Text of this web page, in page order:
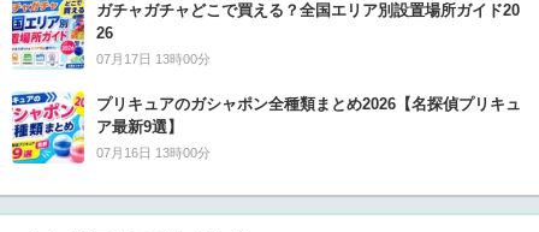
ガチャガチャどこで買える？全国エリア別設置場所ガイド20
26
07月17日 13時00分
プリキュアのガシャポン全種類まとめ2026【名探偵プリキュ
ア最新9選】
07月16日 13時00分